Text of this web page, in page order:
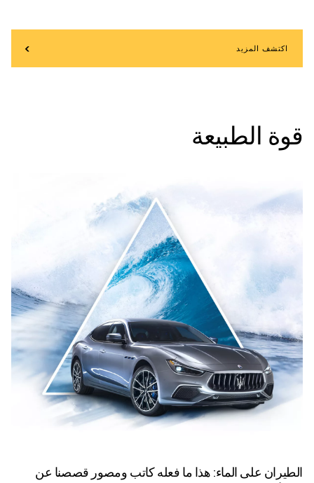
اكتشف المزيد
قوة الطبيعة
الطيران على الماء: هذا ما فعله كاتب ومصور قصصنا عن